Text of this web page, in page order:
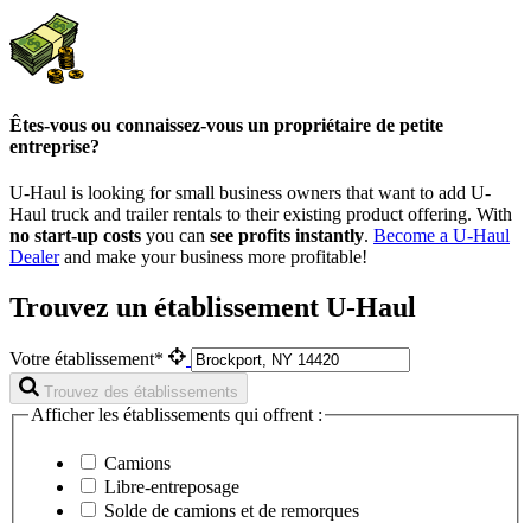
Êtes-vous ou connaissez-vous un propriétaire de petite
entreprise?
U-Haul is looking for small business owners that want to add U-
Haul truck and trailer rentals to their existing product offering. With
no start-up costs you can see profits instantly. Become a U-Haul
Dealerand make your business more profitable!
Trouvez un établissement U-Haul
Votre établissement*
Trouvez des établissements
Afficher les établissements qui offrent :
Camions
Libre-entreposage
Solde de camions et de remorques